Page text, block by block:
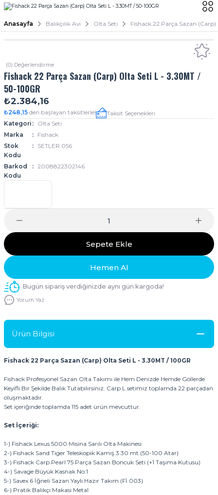
Anasayfa Balıkçılık Avı Olta Seti Fishack 22 Parça Sazan
(0) Değerlendirme
Fishack 22 Parça Sazan (Carp) Olta Seti L - 3.30MT /
50-100GR
₺2.384,16
₺248,15 den başlayan taksitlerle!
Taksit Seçenekleri
Kategori
Olta Seti
Marka
Fishack
Stok
Kodu
SETLER.056
Barkod
Kodu
2008822302146
Sepete Ekle
Hemen Al
Bugün sipariş verdiğinizde aynı gün kargoda!
Yorum Yaz
Ürün Bilgisi
Fishack 22 Parça Sazan (Carp) Olta Seti L - 3.30MT / 100GR
Fishack Profesyonel Sazan Olta Takımı ile Hem Denizde Hemde Göllerde
Keyifli Bir Şekilde Balık Tutabilirsiniz. Carp L setimiz toplamda 22 parçadan
oluşmaktadır.
Set içeriğinde toplamda 115 adet ürün mevcuttur.
Set İçeriği:
1-) Fishack Lexus 5000 Misina Sarılı Olta Makinesi
2-) Fishack Sand Tiger Teleskopik Kamış 3.30 mt (50-100 Atar)
3-) Fishack Carp Pearl 75 Parça Sazan Boncuk Seti (+1 Taşıma Kutusu)
4-) Savage Büyük Kasnak No:1
5-) Savex 6 İğneli Sazan Yaylı Hazır Takım (Fİ.003)
6-) Pratik Balıkçı Makası Metal